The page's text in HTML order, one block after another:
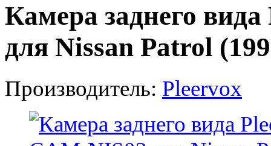
Камера заднего
для Nissan Patrol
Производитель: Pleervox